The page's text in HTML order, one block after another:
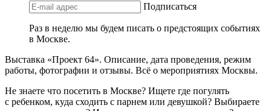
Подписаться
Раз в неделю мы будем писать о предстоящих событиях
в Москве.
Выставка «Проект 64». Описание, дата проведения, режим
работы, фотографии и отзывы. Всё о мероприятиях Москвы.
Не знаете что посетить в Москве? Ищете где погулять
с ребенком, куда сходить с парнем или девушкой? Выбираете